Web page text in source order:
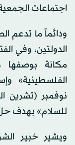
اجتماعات
ودائماً ما تدعم
الدولتين، وفي
مكانة بوصفها
الفلسطينية»
نوفمبر (تشرين
للسلام» بهدف حل
ويشير خبير